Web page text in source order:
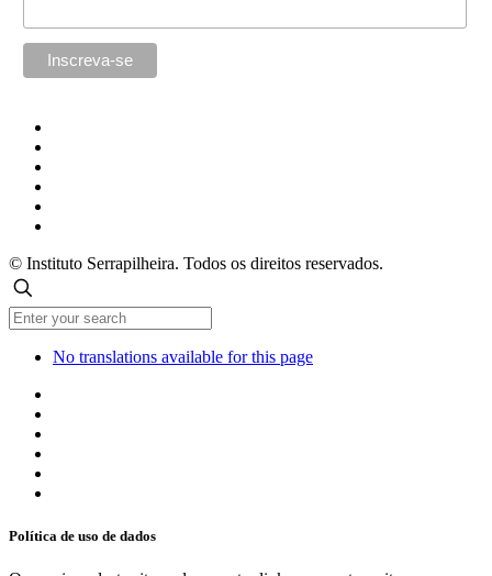
© Instituto Serrapilheira. Todos os direitos reservados.
No translations available for this page
Política de uso de dados